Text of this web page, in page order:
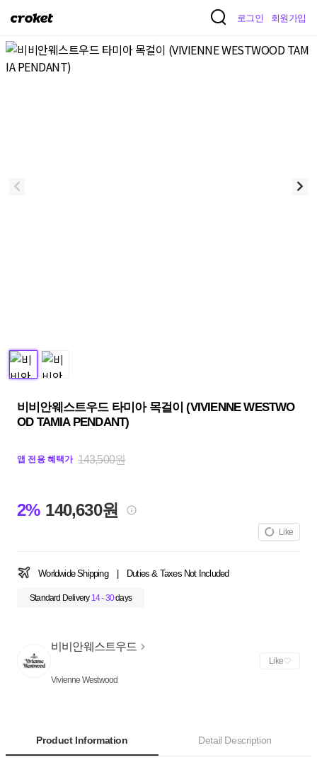
크
켓
로그인 회원가입
비비안웨스트우드 타미아 목걸이 (VIVIENNE WESTWO
OD TAMIA PENDANT)
앱 전용 혜택가 143,500원
2% 140,630원
Like
Worldwide Shipping Duties & Taxes Not Included
Standard Delivery 14 - 30days
비비안웨스트우드
Vivienne Westwood
Like
Product Information Detail Description